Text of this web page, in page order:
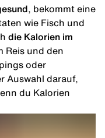
, bekommt eine
wie Fisch und
die Kalorien im
Reis und den
oder
Auswahl darauf,
du Kalorien